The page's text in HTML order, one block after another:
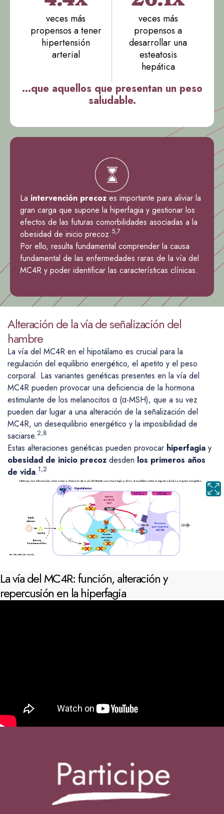
veces más
propensos a tener
hipertensión
arterial
veces más
propensos a
desarrollar una
esteatosis
hepática
...que aquellos que presentan un peso
saludable.
La intervención precoz es importante para aliviar la
gran carga que supone la hiperfagia y gestionar los
efectos de las futuras comorbilidades asociadas a la
obesidad de inicio precoz.5,7
Por ello, resulta fundamental comprender la causa
fundamental de las enfermedades raras de la vía del
MC4R y poder identificar las características clínicas.
Alteración de la vía de señalización del
hambre
La vía del MC4R en el hipotálamo es crucial para la
regulación del equilibrio energético, el apetito y el peso
corporal. Las variantes genéticas presentes en la vía del
MC4R pueden provocar una deficiencia de la hormona
estimulante de los melanocitos α (α-MSH), que a su vez
pueden dar lugar a una alteración de la señalización del
MC4R, un desequilibrio energético y la imposibilidad de
saciarse.2,8
Estas alteraciones genéticas pueden provocar hiperfagia y
obesidad de inicio precoz desden los primeros años
de vida.1,2
La vía del MC4R: función, alteración y
repercusión en la hiperfagia